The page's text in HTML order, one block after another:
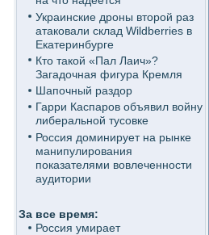
Украинские дроны второй раз
атаковали склад Wildberries в
Екатеринбурге
Кто такой «Пал Лаич»?
Загадочная фигура Кремля
Шапочный раздор
Гарри Каспаров объявил войну
либеральной тусовке
Россия доминирует на рынке
манипулирования
показателями вовлеченности
аудитории
За все время:
Россия умирает